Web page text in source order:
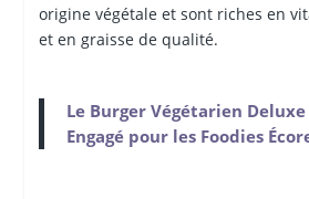
origine végétale et sont riches en
et en graisse de qualité.
Le Burger Végétarien
Engagé pour les Foodies